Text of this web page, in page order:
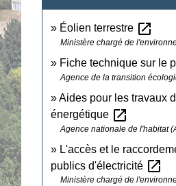
Éolien terrestre open_in_new
Ministère chargé de
Fiche technique sur le
Agence de la transition
Aides pour les travaux
énergétique open_in_new
Agence nationale de l'habitat
L'accès et le
publics d'électricité open_in_new
Ministère chargé de